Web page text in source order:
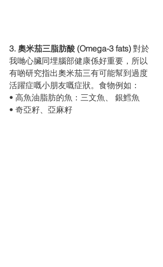
3. 奧⽶茄三脂肪酸 (Omega-3 fats) 對於
我哋⼼臟同埋腦部健康係好重要，所以
有啲研究指出奧⽶茄三有可能幫到過度
活躍症嘅⼩朋友嘅症狀。食物例如：
• ⾼⿂油脂肪的⿂：三⽂⿂、 銀鱈⿂
• 奇亞籽、亞麻籽